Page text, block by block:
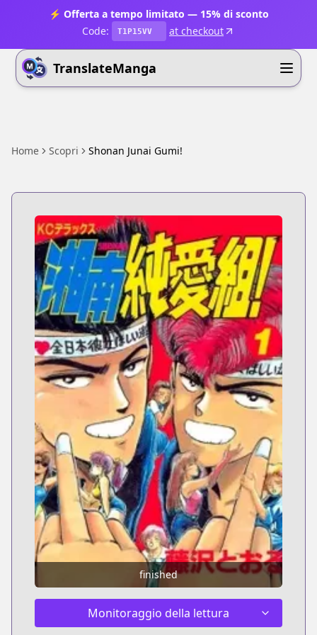
⚡ Offerta a tempo limitato — 15% di sconto
Code:
T1P15VV at checkout
TranslateManga
Home Scopri Shonan Junai Gumi!
finished
Monitoraggio della lettura